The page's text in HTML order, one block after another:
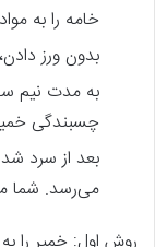
خامه را به
بدون ورز
به مدت نیم
چسبندگی
بعد از سرد
می‌رسد. شما